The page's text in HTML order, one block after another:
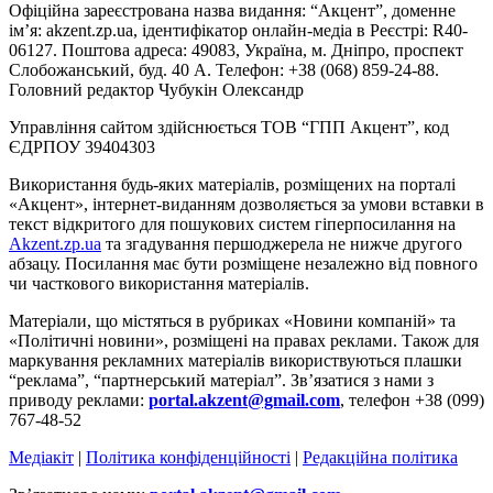
Офіційна зареєстрована назва видання: “Акцент”, доменне
ім’я: akzent.zp.ua, ідентифікатор онлайн-медіа в Реєстрі: R40-
06127. Поштова адреса: 49083, Україна, м. Дніпро, проспект
Слобожанський, буд. 40 А. Телефон: +38 (068) 859-24-88.
Головний редактор Чубукін Олександр
Управління сайтом здійснюється ТОВ “ГПП Акцент”, код
ЄДРПОУ 39404303
Використання будь-яких матеріалів, розміщених на порталі
«Акцент», інтернет-виданням дозволяється за умови вставки в
текст відкритого для пошукових систем гіперпосилання на
Akzent.zp.ua та згадування першоджерела не нижче другого
абзацу. Посилання має бути розміщене незалежно від повного
чи часткового використання матеріалів.
Матеріали, що містяться в рубриках «Новини компаній» та
«Політичні новини», розміщені на правах реклами. Також для
маркування рекламних матеріалів використвуються плашки
“реклама”, “партнерський матеріал”. Зв’язатися з нами з
приводу реклами: portal.akzent@gmail.com, телефон +38 (099)
767-48-52
Медіакіт | Політика конфіденційності | Редакційна політика